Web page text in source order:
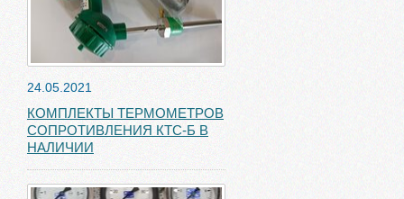
24.05.2021
КОМПЛЕКТЫ ТЕРМОМЕТРОВ
СОПРОТИВЛЕНИЯ КТС-Б В
НАЛИЧИИ